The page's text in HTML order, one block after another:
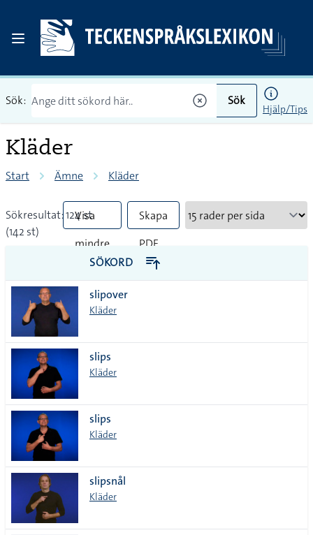
Sök: Sök
Hjälp/Tips
Kläder
Start Ämne Kläder
Sökresultat: 124 st
(142 st)
Visa
mindre
tecken
Skapa
PDF
SÖKORD
slipover
Kläder
slips
Kläder
slips
Kläder
slipsnål
Kläder